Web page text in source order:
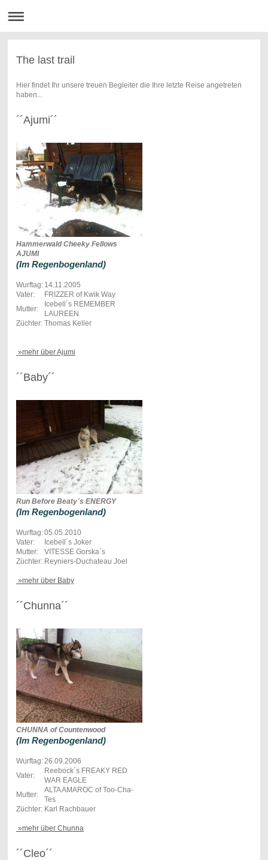
The last trail
Hier findet Ihr unsere treuen Begleiter die Ihre letzte Reise angetreten
haben...
´´Ajumi´´
Hammerwald Cheeky Fellows
AJUMI
(Im Regenbogenland)
Wurftag: 14.11.2005
Vater:
FRIZZER of Kwik Way
Mutter:
Icebell´s REMEMBER
LAUREEN
Züchter: Thomas Keller
»mehr über Ajumi
´´Baby´´
Run Before Beaty´s ENERGY
(Im Regenbogenland)
Wurftag:05.05.2010
Vater:
Icebell´s Joker
Mutter:
VITESSE Gorska´s
Züchter: Reyniers-Duchateau Joel
»mehr über Baby
´´Chunna´´
CHUNNA of Countenwood
(Im Regenbogenland)
Wurftag: 26.09.2006
Vater:
Reebock´s FREAKY RED
WAR EAGLE
Mutter:
ALTA AMAROC of Too-Cha-
Tes
Züchter: Karl Rachbauer
»mehr über Chunna
´´Cleo´´